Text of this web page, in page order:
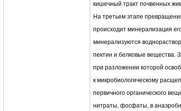
кишечный тракт почвенных
На третьем этапе
происходит минерализация
минерализуются
пектин и белковые вещества.
при разложении которой
к микробиологическому
первичного органического
нитраты, фосфаты, в